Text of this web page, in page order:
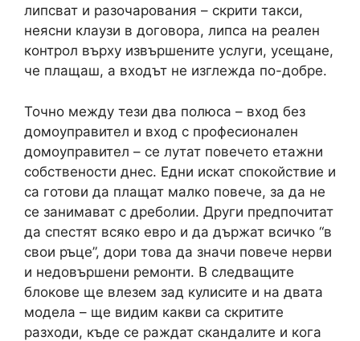
липсват и разочарования – скрити такси,
неясни клаузи в договора, липса на реален
контрол върху извършените услуги, усещане,
че плащаш, а входът не изглежда по-добре.
Точно между тези два полюса – вход без
домоуправител и вход с професионален
домоуправител – се лутат повечето етажни
собствености днес. Едни искат спокойствие и
са готови да плащат малко повече, за да не
се занимават с дреболии. Други предпочитат
да спестят всяко евро и да държат всичко “в
свои ръце”, дори това да значи повече нерви
и недовършени ремонти. В следващите
блокове ще влезем зад кулисите и на двата
модела – ще видим какви са скритите
разходи, къде се раждат скандалите и кога